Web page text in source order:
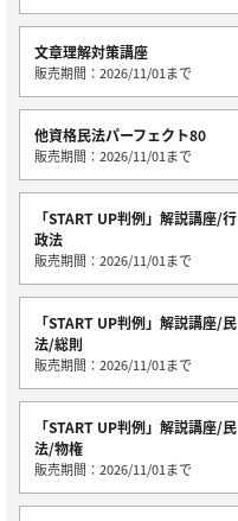
文章理解対策講座
販売期間：2026/11/01まで
他資格民法パーフェクト80
販売期間：2026/11/01まで
「START UP判例」解説講座/行
政法
販売期間：2026/11/01まで
「START UP判例」解説講座/民
法/総則
販売期間：2026/11/01まで
「START UP判例」解説講座/民
法/物権
販売期間：2026/11/01まで